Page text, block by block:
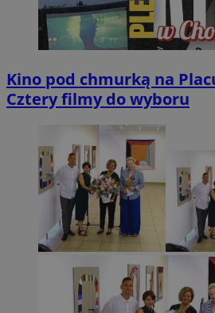
Kino pod chmurką na
Cztery filmy do wyboru